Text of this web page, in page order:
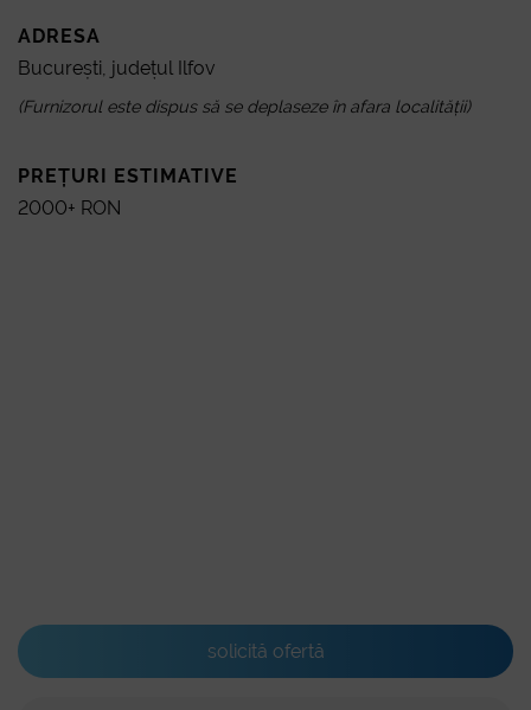
ADRESA
București, județul Ilfov
(Furnizorul este dispus să se deplaseze în afara localității)
PREȚURI ESTIMATIVE
2000+ RON
solicită ofertă